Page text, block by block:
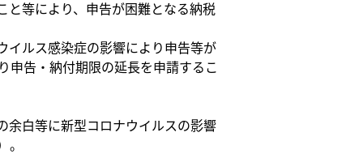
と等により、申告が困難となる納税
イルス感染症の影響により申告等が
申告・納付期限の延長を申請するこ
余白等に新型コロナウイルスの影響